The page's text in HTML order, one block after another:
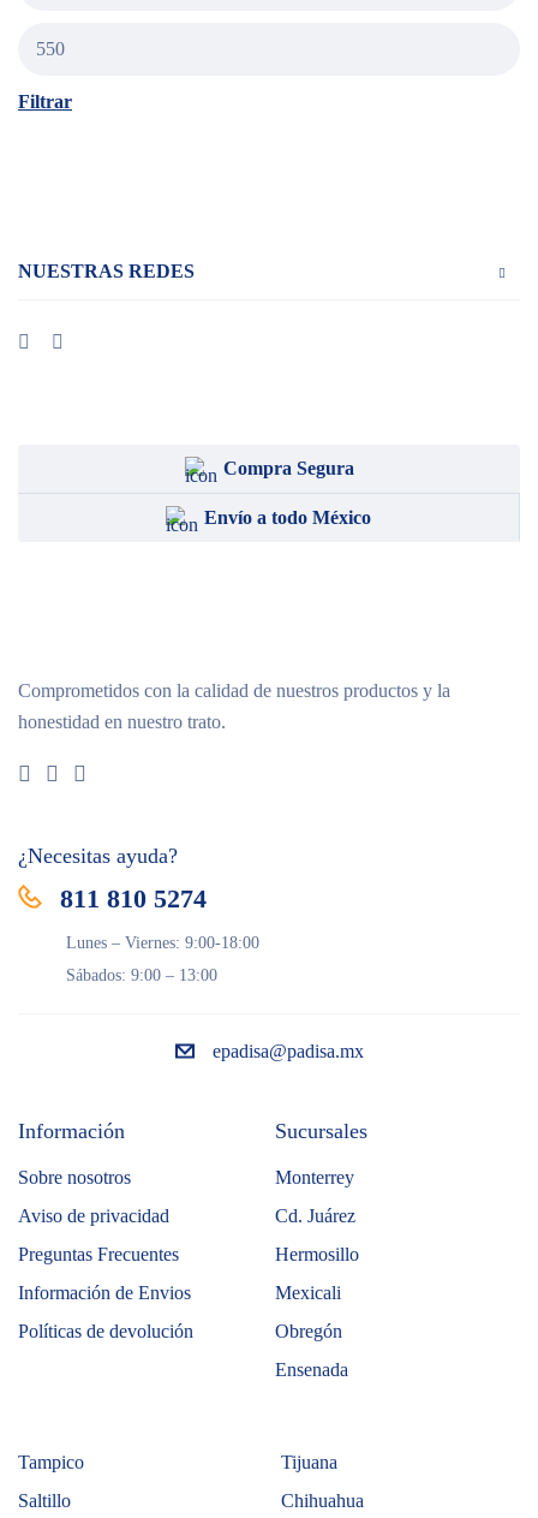
Filtrar
NUESTRAS REDES
Compra Segura
Envío a todo México
Comprometidos con la calidad de nuestros productos y la
honestidad en nuestro trato.
¿Necesitas ayuda?
811 810 5274
Lunes – Viernes: 9:00-18:00
Sábados: 9:00 – 13:00
epadisa@padisa.mx
Información
Sobre nosotros
Aviso de privacidad
Preguntas Frecuentes
Información de Envios
Políticas de devolución
Sucursales
Monterrey
Cd. Juárez
Hermosillo
Mexicali
Obregón
Ensenada
Tampico
Tijuana
Saltillo
Chihuahua